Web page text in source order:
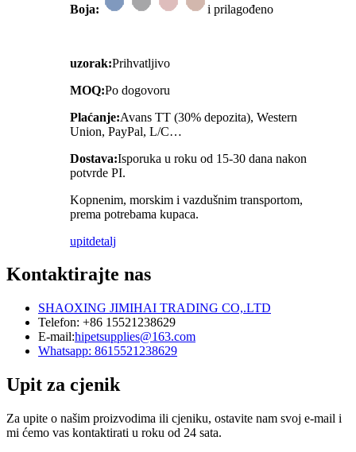
Boja: i prilagođeno
uzorak:Prihvatljivo
MOQ:Po dogovoru
Plaćanje:Avans TT (30% depozita), Western
Union, PayPal, L/C…
Dostava:Isporuka u roku od 15-30 dana nakon
potvrde PI.
Kopnenim, morskim i vazdušnim transportom,
prema potrebama kupaca.
upitdetalj
Kontaktirajte nas
SHAOXING JIMIHAI TRADING CO,.LTD
Telefon: +86 15521238629
E-mail:hipetsupplies@163.com
Whatsapp: 8615521238629
Upit za cjenik
Za upite o našim proizvodima ili cjeniku, ostavite nam svoj e-mail i
mi ćemo vas kontaktirati u roku od 24 sata.